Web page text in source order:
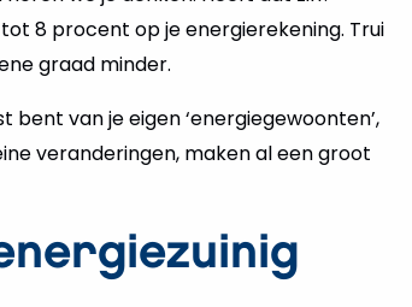
8 procent op je energierekening. Trui
graad minder.
bent van je eigen ‘energiegewoonten’,
veranderingen, maken al een groot